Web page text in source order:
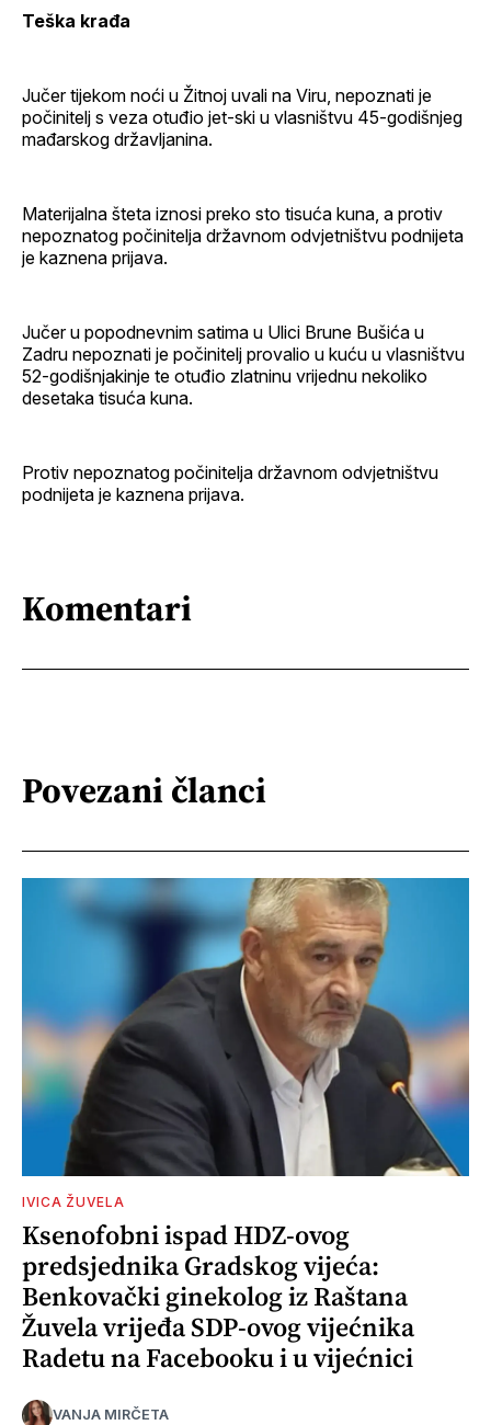
Teška krađa
Jučer tijekom noći u Žitnoj uvali na Viru, nepoznati je
počinitelj s veza otuđio jet-ski u vlasništvu 45-godišnjeg
mađarskog državljanina.
Materijalna šteta iznosi preko sto tisuća kuna, a protiv
nepoznatog počinitelja državnom odvjetništvu podnijeta
je kaznena prijava.
Jučer u popodnevnim satima u Ulici Brune Bušića u
Zadru nepoznati je počinitelj provalio u kuću u vlasništvu
52-godišnjakinje te otuđio zlatninu vrijednu nekoliko
desetaka tisuća kuna.
Protiv nepoznatog počinitelja državnom odvjetništvu
podnijeta je kaznena prijava.
Komentari
Povezani članci
IVICA ŽUVELA
Ksenofobni ispad HDZ-ovog
predsjednika Gradskog vijeća:
Benkovački ginekolog iz Raštana
Žuvela vrijeđa SDP-ovog vijećnika
Radetu na Facebooku i u vijećnici
VANJA MIRČETA